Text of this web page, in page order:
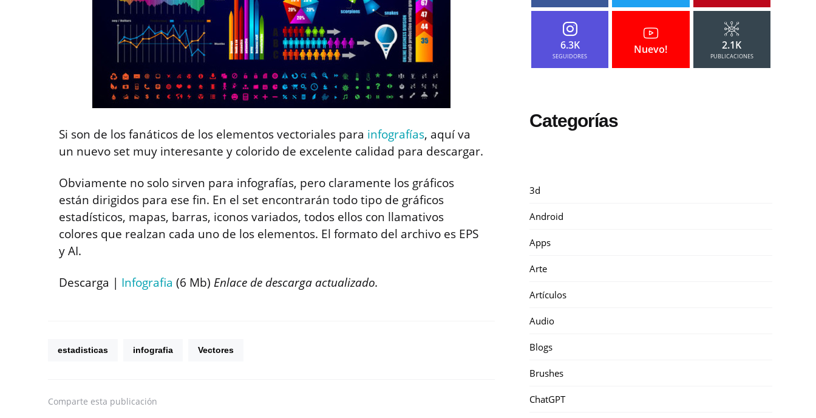
Si son de los fanáticos de los elementos vectoriales para infografías, aquí va
un nuevo set muy interesante y colorido de excelente calidad para descargar.
Obviamente no solo sirven para infografías, pero claramente los gráficos
están dirigidos para ese fin. En el set encontrarán todo tipo de gráficos
estadísticos, mapas, barras, iconos variados, todos ellos con llamativos
colores que realzan cada uno de los elementos. El formato del archivo es EPS
y AI.
Descarga | Infografia (6 Mb) Enlace de descarga actualizado.
estadisticas infografia Vectores
Comparte esta publicación
6.3K
SEGUIDORES
Nuevo! 2.1K
PUBLICACIONES
Categorías
3d
Android
Apps
Arte
Artículos
Audio
Blogs
Brushes
ChatGPT